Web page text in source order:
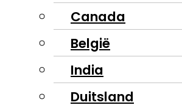
Canada
België
India
Duitsland